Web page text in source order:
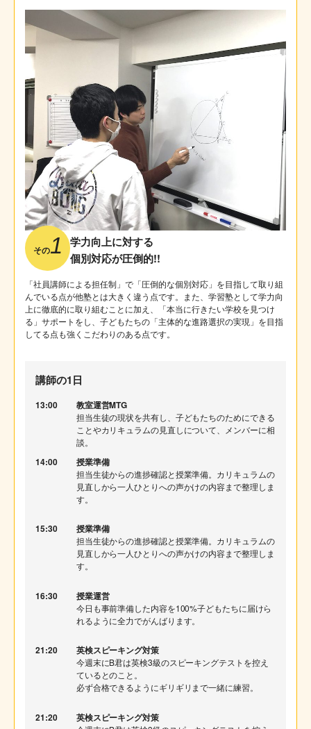
その1 学力向上に対する
個別対応が圧倒的!!
「社員講師による担任制」で「圧倒的な個別対応」を目指して取り組
んでいる点が他塾とは大きく違う点です。また、学習塾として学力向
上に徹底的に取り組むことに加え、「本当に行きたい学校を見つけ
る」サポートをし、子どもたちの「主体的な進路選択の実現」を目指
してる点も強くこだわりのある点です。
講師の1日
13:00 教室運営MTG
担当生徒の現状を共有し、子どもたちのためにできる
ことやカリキュラムの見直しについて、メンバーに相
談。
14:00 授業準備
担当生徒からの進捗確認と授業準備。カリキュラムの
見直しから一人ひとりへの声かけの内容まで整理しま
す。
15:30 授業準備
担当生徒からの進捗確認と授業準備。カリキュラムの
見直しから一人ひとりへの声かけの内容まで整理しま
す。
16:30 授業運営
今日も事前準備した内容を100%子どもたちに届けら
れるように全力でがんばります。
21:20 英検スピーキング対策
今週末にB君は英検3級のスピーキングテストを控え
ているとのこと。
必ず合格できるようにギリギリまで一緒に練習。
21:20 英検スピーキング対策